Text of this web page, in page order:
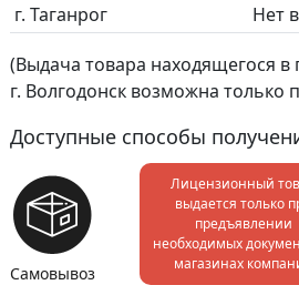
г. Таганрог
Нет
(Выдача товара находящегося в
г. Волгодонск возможна только
Доступные способы
Самовывоз
Лицензионный
выдается только
предъявлении
необходимых
магазинах